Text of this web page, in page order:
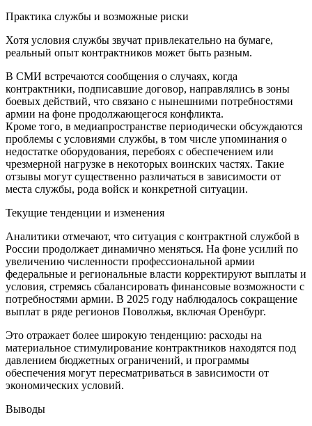
Практика службы и возможные риски
Хотя условия службы звучат привлекательно на бумаге,
реальный опыт контрактников может быть разным.
В СМИ встречаются сообщения о случаях, когда
контрактники, подписавшие договор, направлялись в зоны
боевых действий, что связано с нынешними потребностями
армии на фоне продолжающегося конфликта.
Кроме того, в медиапространстве периодически обсуждаются
проблемы с условиями службы, в том числе упоминания о
недостатке оборудования, перебоях с обеспечением или
чрезмерной нагрузке в некоторых воинских частях. Такие
отзывы могут существенно различаться в зависимости от
места службы, рода войск и конкретной ситуации.
Текущие тенденции и изменения
Аналитики отмечают, что ситуация с контрактной службой в
России продолжает динамично меняться. На фоне усилий по
увеличению численности профессиональной армии
федеральные и региональные власти корректируют выплаты и
условия, стремясь сбалансировать финансовые возможности с
потребностями армии. В 2025 году наблюдалось сокращение
выплат в ряде регионов Поволжья, включая Оренбург.
Это отражает более широкую тенденцию: расходы на
материальное стимулирование контрактников находятся под
давлением бюджетных ограничений, и программы
обеспечения могут пересматриваться в зависимости от
экономических условий.
Выводы